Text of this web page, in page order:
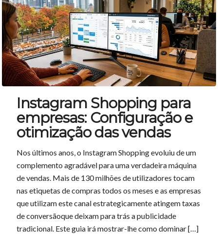
Instagram Shopping para
empresas: Configuração e
otimização das vendas
Nos últimos anos, o Instagram Shopping evoluiu de um
complemento agradável para uma verdadeira máquina
de vendas. Mais de 130 milhões de utilizadores tocam
nas etiquetas de compras todos os meses e as empresas
que utilizam este canal estrategicamente atingem taxas
de conversãoque deixam para trás a publicidade
tradicional. Este guia irá mostrar-lhe como dominar […]